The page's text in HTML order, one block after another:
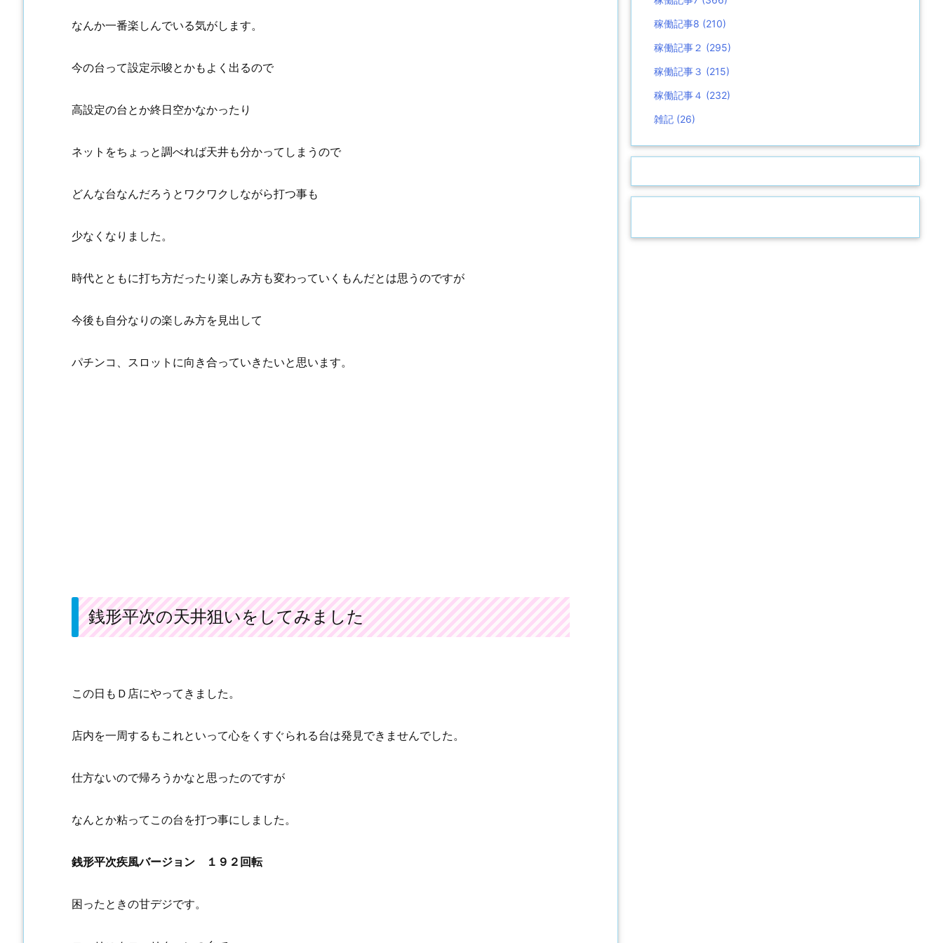
なんか一番楽しんでいる気がします。
今の台って設定示唆とかもよく出るので
高設定の台とか終日空かなかったり
ネットをちょっと調べれば天井も分かってしまうので
どんな台なんだろうとワクワクしながら打つ事も
少なくなりました。
時代とともに打ち方だったり楽しみ方も変わっていくもんだとは思うのですが
今後も自分なりの楽しみ方を見出して
パチンコ、スロットに向き合っていきたいと思います。
銭形平次の天井狙いをしてみました
この日もＤ店にやってきました。
店内を一周するもこれといって心をくすぐられる台は発見できませんでした。
仕方ないので帰ろうかなと思ったのですが
なんとか粘ってこの台を打つ事にしました。
銭形平次疾風バージョン １９２回転
困ったときの甘デジです。
稼働記事8 (210)
稼働記事２ (295)
稼働記事３ (215)
稼働記事４ (232)
雑記 (26)